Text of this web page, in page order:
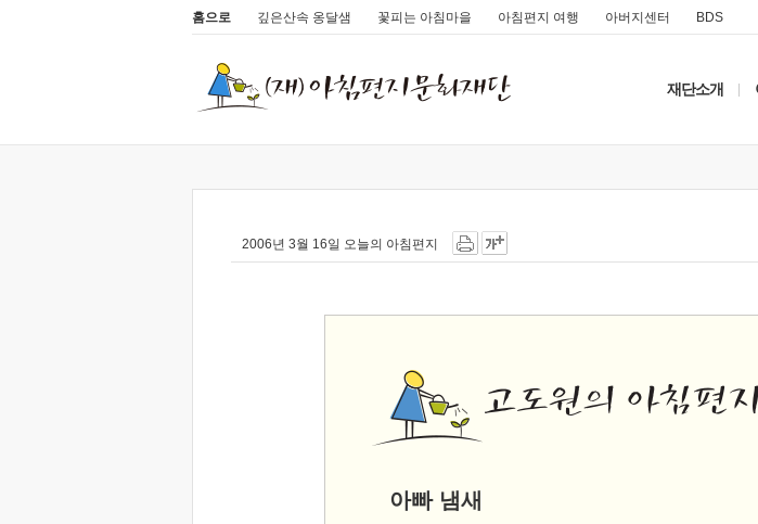
홈으로 깊은산속 옹달샘 꽃피는 아침마을 아침편지 여행 아버지센터 BDS
재단소개
2006년 3월 16일 오늘의 아침편지
아빠 냄새